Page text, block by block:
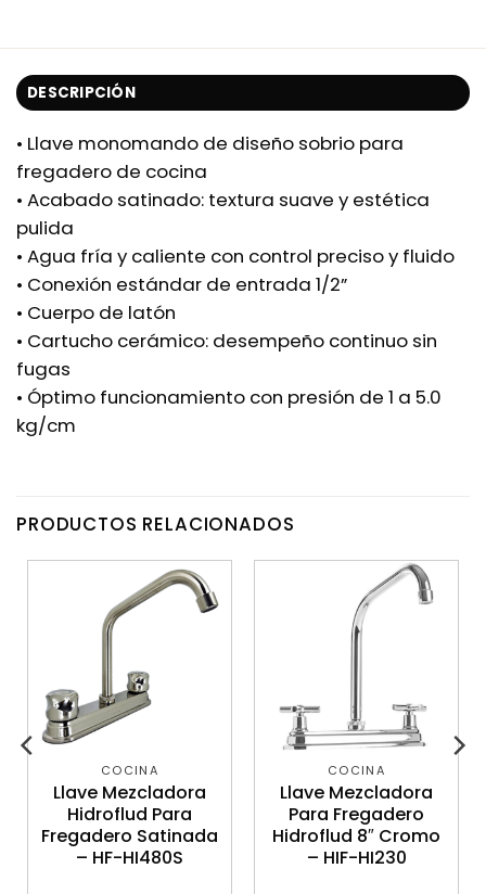
DESCRIPCIÓN
• Llave monomando de diseño sobrio para
fregadero de cocina
• Acabado satinado: textura suave y estética
pulida
• Agua fría y caliente con control preciso y fluido
• Conexión estándar de entrada 1/2”
• Cuerpo de latón
• Cartucho cerámico: desempeño continuo sin
fugas
• Óptimo funcionamiento con presión de 1 a 5.0
kg/cm
PRODUCTOS RELACIONADOS
COCINA
Llave Mezcladora
Hidroflud Para
Fregadero Satinada
– HF-HI480S
COCINA
Llave Mezcladora
Para Fregadero
Hidroflud 8″ Cromo
– HIF-HI230